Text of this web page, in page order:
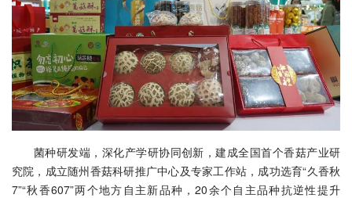
菌种研发端，深化产学研协同创新，建成全国首个香菇产业研
究院，成立随州香菇科研推广中心及专家工作站，成功选育“久香秋
7”“秋香607”两个地方自主新品种，20余个自主品种抗逆性提升